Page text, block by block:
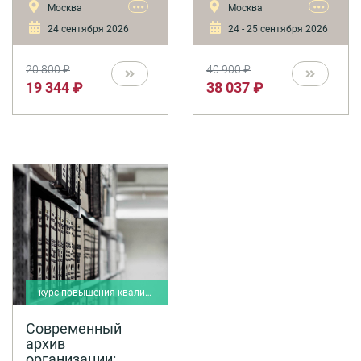
автоматизированных и
цифровых технологий,
организация хранения
архивных электронных
Москва
24 сентября 2026
•••
20 800 ₽
19 344 ₽
документооборота.
Москва
24 - 25 сентября 2026
•••
40 900 ₽
38 037 ₽
курс повышения квалификации
Современный
архив